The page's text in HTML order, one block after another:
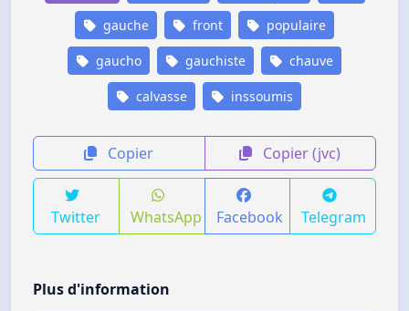
gauche front populaire
gaucho gauchiste chauve
calvasse inssoumis
Copier Copier (jvc)
Twitter WhatsApp Facebook Telegram
Plus d'information